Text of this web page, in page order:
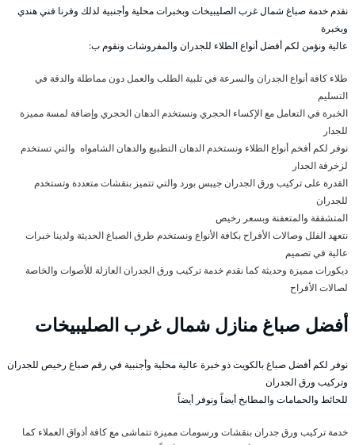
نقدم خدمة صباغ شمال غرب الصليبيخات وبخبرات محلية وأجنبية لذلك وفرنا فني هندي
وبخبرة
عالية ونؤمن لكم أفضل أنواع الطلاء للجدران والمفروشات ونقوم ب:
طلاء كافة أنواع الجدران والسرعة في تلبية الطلب والعمل دون مماطلة والدقة في
التسليم
الخبرة في التعامل مع الإكساء الحجري ونستخدم الدهان الحجري وإضافة لمسة مميزة
للجدار
نوفر لكم أفخم أنواع الطلاء ونستخدم الدهان التطبيع والدهان الشامواه والتي تستخدم
لزخرفة الجدار
القدرة على تركيب ورق الجدران جيبس بورد والتي تتميز بنقشات متعددة وتستخدم
للجدران
المتشققة والمتعفنة وبسعر رخيص
نتعهد الفلل وصالات الأفراح بكافة الأنواع ونستخدم طرق الصباغ الحديثة ولدينا خبرات
عالية في تصميم
ديكورات مميزة وحديثة كما نقدم خدمة تركيب ورق الجدران العازلة للأصوات والخاصة
لصالات الأفراح
أفضل صباغ منازل شمال غرب الصليبيخات
نوفر لكم أفضل صباغ بالكويت ذو خبرة عالية محلية وأجنبية في رقم صباغ رخيص للجدران
وتركيب ورق الجدران
للحائط والحمامات والمطابخ أيضاً ونوفر أيضاً
خدمة تركيب ورق جدران بنقشات ورسومات مميزة تتماشى مع كافة أذواق العملاء كما